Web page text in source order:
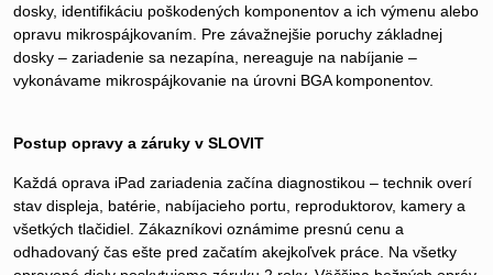
dosky, identifikáciu poškodených komponentov a ich výmenu alebo
opravu mikrospájkovaním. Pre závažnejšie poruchy základnej
dosky – zariadenie sa nezapína, nereaguje na nabíjanie –
vykonávame mikrospájkovanie na úrovni BGA komponentov.
Postup opravy a záruky v SLOVIT
Každá oprava iPad zariadenia začína diagnostikou – technik overí
stav displeja, batérie, nabíjacieho portu, reproduktorov, kamery a
všetkých tlačidiel. Zákazníkovi oznámime presnú cenu a
odhadovaný čas ešte pred začatím akejkoľvek práce. Na všetky